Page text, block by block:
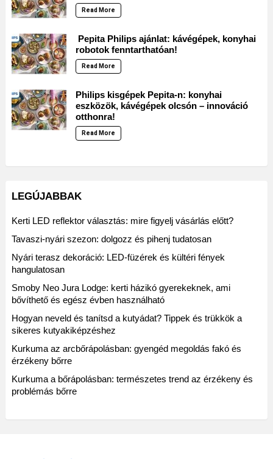
Read More
Pepita Philips ajánlat: kávégépek, konyhai
robotok fenntarthatóan!
Read More
Philips kisgépek Pepita-n: konyhai
eszközök, kávégépek olcsón – innováció
otthonra!
Read More
LEGÚJABBAK
Kerti LED reflektor választás: mire figyelj vásárlás előtt?
Tavaszi-nyári szezon: dolgozz és pihenj tudatosan
Nyári terasz dekoráció: LED-füzérek és kültéri fények
hangulatosan
Smoby Neo Jura Lodge: kerti házikó gyerekeknek, ami
bővíthető és egész évben használható
Hogyan neveld és tanítsd a kutyádat? Tippek és trükkök a
sikeres kutyakiképzéshez
Kurkuma az arcbőrápolásban: gyengéd megoldás fakó és
érzékeny bőrre
Kurkuma a bőrápolásban: természetes trend az érzékeny és
problémás bőrre